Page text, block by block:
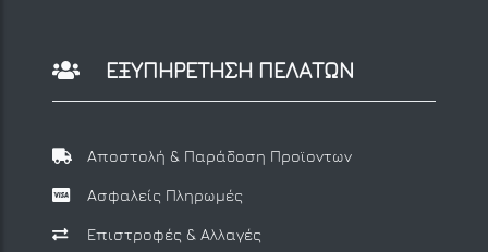
ΕΞΥΠΗΡΕΤΗΣΗ ΠΕΛΑΤΩΝ
Αποστολή & Παράδοση Προϊοντων
Ασφαλείς Πληρωμές
Επιστροφές & Αλλαγές